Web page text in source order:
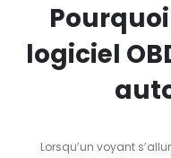
logiciel
Lorsqu’un voyant